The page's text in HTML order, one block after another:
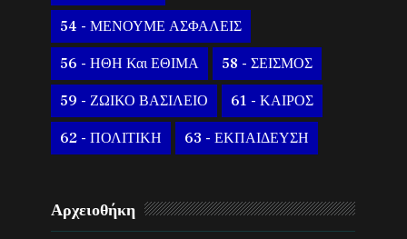
54 - ΜΕΝΟΥΜΕ ΑΣΦΑΛΕΙΣ
56 - ΗΘΗ Και ΕΘΙΜΑ 58 - ΣΕΙΣΜΟΣ
59 - ΖΩΙΚΟ ΒΑΣΙΛΕΙΟ 61 - ΚΑΙΡΟΣ
62 - ΠΟΛΙΤΙΚΗ 63 - ΕΚΠΑΙΔΕΥΣΗ
Αρχειοθήκη